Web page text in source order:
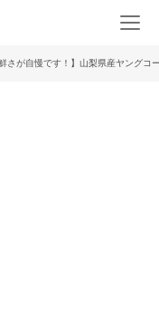
鮮さが自慢です！】山梨県産ヤングコ